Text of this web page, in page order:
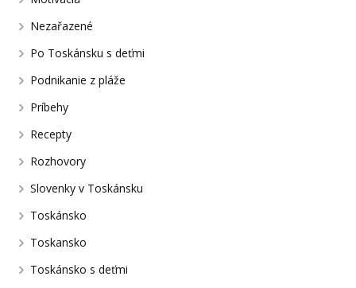
Nezařazené
Po Toskánsku s deťmi
Podnikanie z pláže
Príbehy
Recepty
Rozhovory
Slovenky v Toskánsku
Toskánsko
Toskansko
Toskánsko s deťmi